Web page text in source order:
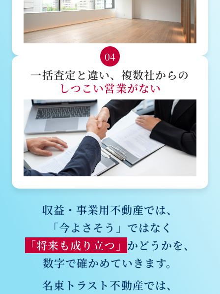
04
一括査定と違い、複数社からの
しつこい営業がない
収益・事業用不動産では、
「今よさそう」ではなく
「将来も成り立つ」 かどうかを、
数字で確かめていきます。
名東トラスト不動産では、